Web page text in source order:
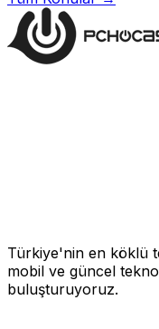
Türkiye'nin en köklü
mobil ve güncel
buluşturuyoruz.